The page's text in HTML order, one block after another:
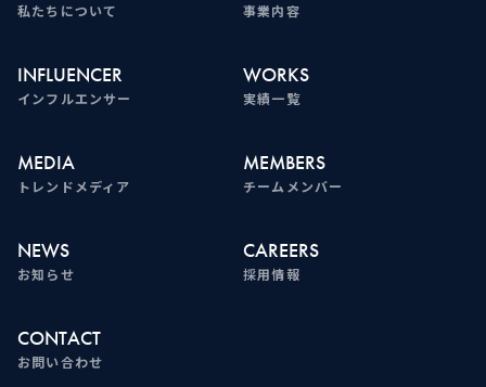
私たちについて 事業内容
INFLUENCER
インフルエンサー
WORKS
実績一覧
MEDIA
トレンドメディア
MEMBERS
チームメンバー
NEWS
お知らせ
CAREERS
採用情報
CONTACT
お問い合わせ